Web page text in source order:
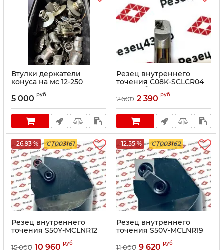
Втулки держатели
конуса на мс 12-250
5 000 руб
Резец внутреннего
точения C08K-SCLCR04
антивибрационный
2 600 2 390 руб
-26.93 % CT003161
Резец внутреннего
точения S50Y-MCLNR12
15 000 10 960 руб
-12.55 % CT003162
Резец внутреннего
точения S50V-MCLNR19
11 000 9 620 руб